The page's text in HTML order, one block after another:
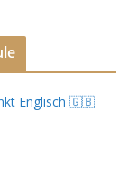
Englisch 🇬🇧